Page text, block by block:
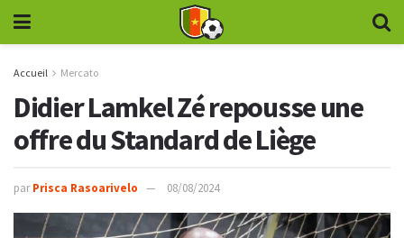
Accueil Mercato
Didier Lamkel Zé repousse une
offre du Standard de Liège
par Prisca Rasoarivelo 08/08/2024